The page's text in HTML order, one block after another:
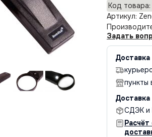
Код
Артикул:
Задать
пункты
СДЭК и